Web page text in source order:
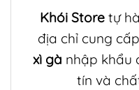
Khói Store tự
địa chỉ cung
xì gà nhập khẩu
tín và